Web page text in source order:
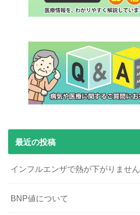
最近の投稿
インフルエンザで熱が下がりません
BNP値について